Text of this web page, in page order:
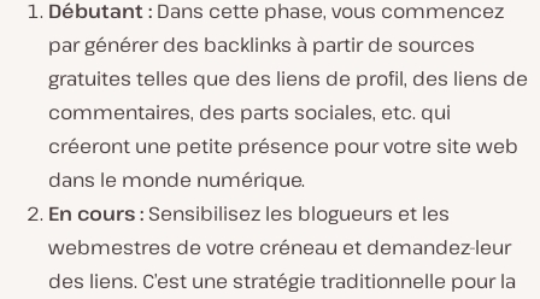
Débutant : Dans cette phase, vous commencez
par générer des backlinks à partir de sources
gratuites telles que des liens de profil, des liens de
commentaires, des parts sociales, etc. qui
créeront une petite présence pour votre site web
dans le monde numérique.
En cours : Sensibilisez les blogueurs et les
webmestres de votre créneau et demandez-leur
des liens. C’est une stratégie traditionnelle pour la